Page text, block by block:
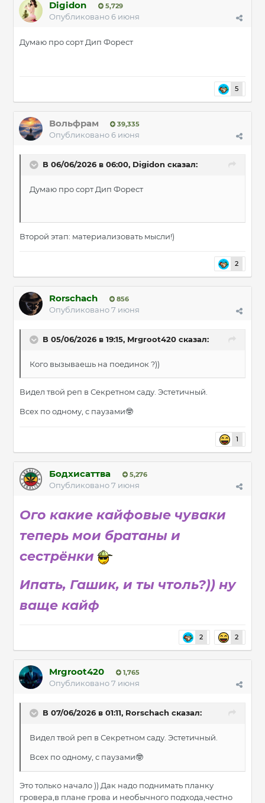
Digidon 5,729
Опубликовано6 июня
Думаю про сорт Дип Форест
5
Вольфрам 39,335
Опубликовано6 июня
В 06/06/2026 в 06:00, Digidon сказал:
Думаю про сорт Дип Форест
Второй этап: материализовать мысли!)
2
Rorschach 856
Опубликовано7 июня
В 05/06/2026 в 19:15, Mrgroot420 сказал:
Кого вызываешь на поединок ?))
Видел твой реп в Секретном саду. Эстетичный.
Всех по одному, с паузами🤓
1
Бодхисаттва 5,276
Опубликовано7 июня
Ого какие кайфовые чуваки
теперь мои братаны и
сестрёнки
Ипать, Гашик, и ты чтоль?)) ну
ваще кайф
2 2
Mrgroot420 1,765
Опубликовано7 июня
В 07/06/2026 в 01:11, Rorschach сказал:
Видел твой реп в Секретном саду. Эстетичный.
Всех по одному, с паузами🤓
Это только начало )) Дак надо поднимать планку
гровера,в плане грова и необычного подхода,честно